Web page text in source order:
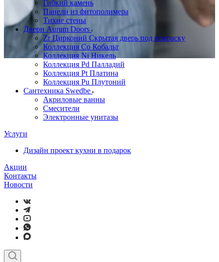
Гибкий камень
Панели из фитополимера
Тихие стены
Двери Aurum Doors
Zr Цирконий Скрытая дверь под покраску
Коллекция Co Кобальт
Коллекция Ni Никель
Коллекция Pd Палладий
Коллекция Pt Платина
Коллекция Pu Плутоний
Сантехника Swedbe
Акриловые ванны
Смесители
Электронные унитазы
Услуги
Дизайн проект кухни в подарок
Акции
Контакты
Новости